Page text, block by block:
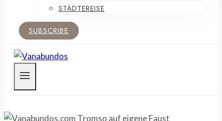
STÄDTEREISE
SUBSCRIBE